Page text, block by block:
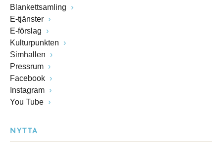
Blankettsamling
E-tjänster
E-förslag
Kulturpunkten
Simhallen
Pressrum
Facebook
Instagram
You Tube
NYTTA